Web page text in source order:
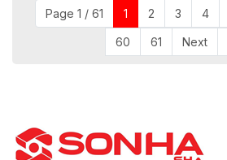
Page 1 / 61 1 2 3 4
60 61 Next